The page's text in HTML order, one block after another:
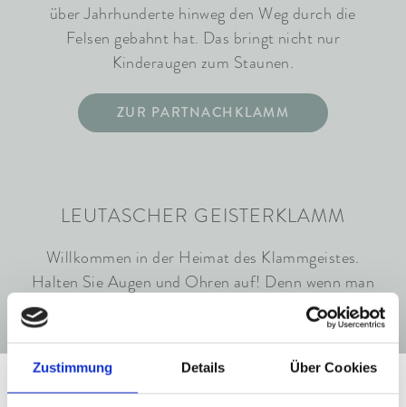
Zustimmung Details Über Cookies
über Jahrhunderte hinweg den Weg durch die
Felsen gebahnt hat. Das bringt nicht nur
Kinderaugen zum Staunen.
ZUR PARTNACHKLAMM
LEUTASCHER GEISTERKLAMM
Willkommen in der Heimat des Klammgeistes.
Halten Sie Augen und Ohren auf! Denn wenn man
ganz aufmerksam ist, erhascht man vielleicht einen
Blick auf ihn. Oder auf seine Gehilfen. Den
Wasserfeen. Und Wasserzwergen. Angst müssen
Sie dabei nicht haben. Das sind zahme Geschöpfe.